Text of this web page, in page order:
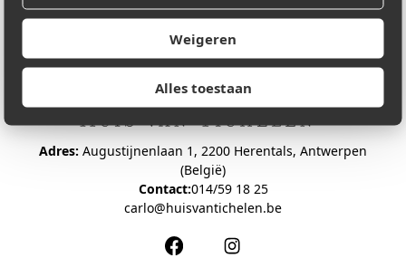
Weigeren
Alles toestaan
Adres: Augustijnenlaan 1, 2200 Herentals, Antwerpen
(België)
Contact:014/59 18 25
carlo@huisvantichelen.be